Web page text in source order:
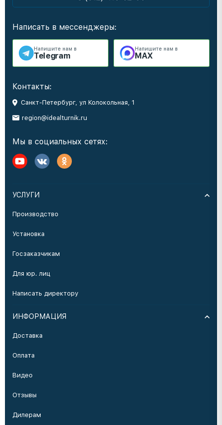
Написать в мессенджеры:
Напишите нам в
Telegram
Напишите нам в
MAX
Контакты:
Санкт-Петербург, ул Колокольная, 1
region@idealturnik.ru
Мы в социальных сетях:
УСЛУГИ
Производство
Установка
Госзаказчикам
Для юр. лиц
Написать директору
ИНФОРМАЦИЯ
Доставка
Оплата
Видео
Отзывы
Дилерам